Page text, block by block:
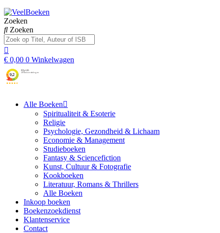
Zoeken
Zoeken
€ 0,00 0 Winkelwagen
Alle Boeken
Spiritualiteit & Esoterie
Religie
Psychologie, Gezondheid & Lichaam
Economie & Management
Studieboeken
Fantasy & Sciencefiction
Kunst, Cultuur & Fotografie
Kookboeken
Literatuur, Romans & Thrillers
Alle Boeken
Inkoop boeken
Boekenzoekdienst
Klantenservice
Contact